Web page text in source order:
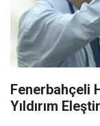
Fenerbahçeli
Yıldırım